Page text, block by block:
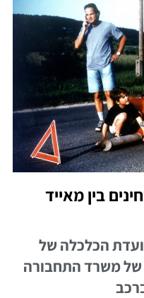
בין מאייד
הכלכלה של
של משרד התחבורה